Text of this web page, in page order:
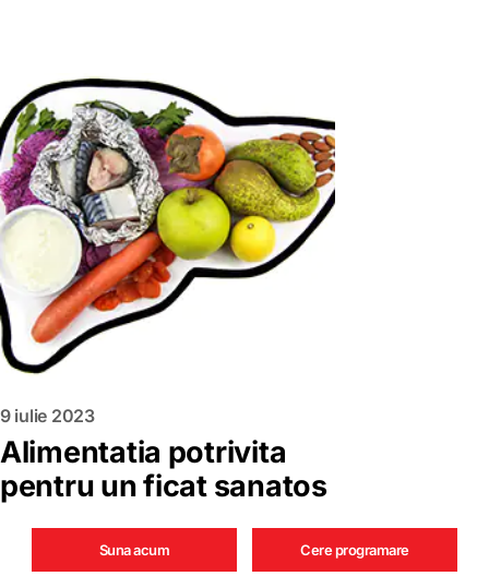
9 iulie 2023
Alimentatia potrivita
pentru un ficat sanatos
Citeste mai multSuna acum Cere programare